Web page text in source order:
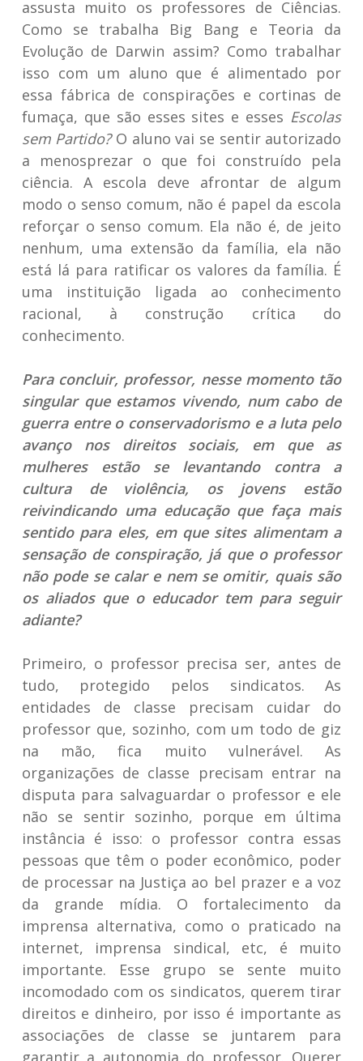
assusta muito os professores de Ciências.
Como se trabalha Big Bang e Teoria da
Evolução de Darwin assim? Como trabalhar
isso com um aluno que é alimentado por
essa fábrica de conspirações e cortinas de
fumaça, que são esses sites e esses Escolas
sem Partido? O aluno vai se sentir autorizado
a menosprezar o que foi construído pela
ciência. A escola deve afrontar de algum
modo o senso comum, não é papel da escola
reforçar o senso comum. Ela não é, de jeito
nenhum, uma extensão da família, ela não
está lá para ratificar os valores da família. É
uma instituição ligada ao conhecimento
racional, à construção crítica do
conhecimento.
Para concluir, professor, nesse momento tão
singular que estamos vivendo, num cabo de
guerra entre o conservadorismo e a luta pelo
avanço nos direitos sociais, em que as
mulheres estão se levantando contra a
cultura de violência, os jovens estão
reivindicando uma educação que faça mais
sentido para eles, em que sites alimentam a
sensação de conspiração, já que o professor
não pode se calar e nem se omitir, quais são
os aliados que o educador tem para seguir
adiante?
Primeiro, o professor precisa ser, antes de
tudo, protegido pelos sindicatos. As
entidades de classe precisam cuidar do
professor que, sozinho, com um todo de giz
na mão, fica muito vulnerável. As
organizações de classe precisam entrar na
disputa para salvaguardar o professor e ele
não se sentir sozinho, porque em última
instância é isso: o professor contra essas
pessoas que têm o poder econômico, poder
de processar na Justiça ao bel prazer e a voz
da grande mídia. O fortalecimento da
imprensa alternativa, como o praticado na
internet, imprensa sindical, etc, é muito
importante. Esse grupo se sente muito
incomodado com os sindicatos, querem tirar
direitos e dinheiro, por isso é importante as
associações de classe se juntarem para
garantir a autonomia do professor. Querer